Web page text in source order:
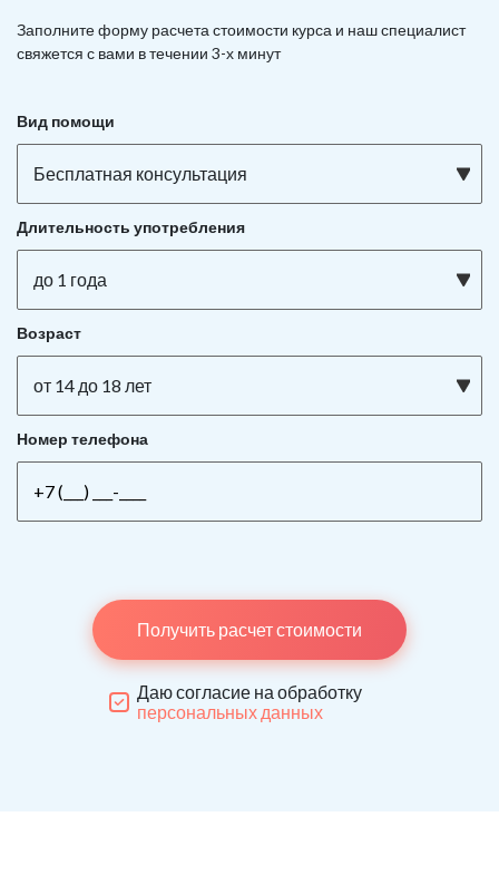
Заполните форму расчета стоимости курса и наш специалист
свяжется с вами в течении 3-х минут
Вид помощи
Бесплатная консультация
Длительность употребления
до 1 года
Возраст
от 14 до 18 лет
Номер телефона
Получить расчет стоимости
Даю согласие на обработку
персональных данных